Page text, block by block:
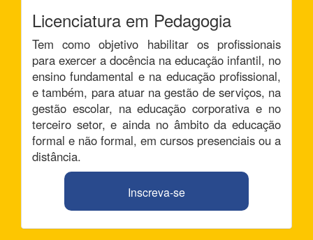
Licenciatura em Pedagogia
Tem como objetivo habilitar os profissionais
para exercer a docência na educação infantil, no
ensino fundamental e na educação profissional,
e também, para atuar na gestão de serviços, na
gestão escolar, na educação corporativa e no
terceiro setor, e ainda no âmbito da educação
formal e não formal, em cursos presenciais ou a
distância.
Inscreva-se